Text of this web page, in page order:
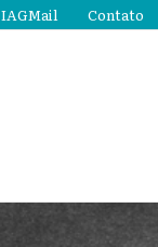
IAGMail Contato